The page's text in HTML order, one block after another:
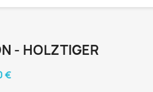
- HOLZTIGER
€